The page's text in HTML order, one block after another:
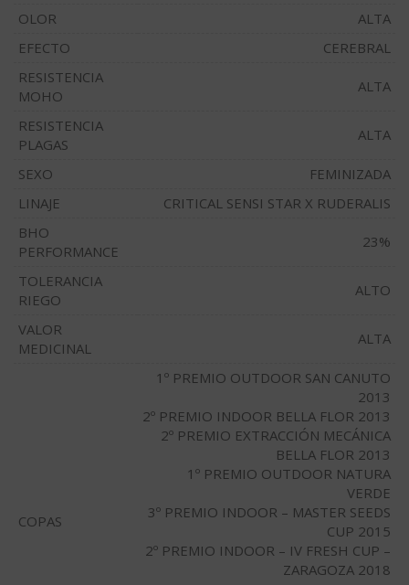
OLOR
ALTA
EFECTO
CEREBRAL
RESISTENCIA
MOHO
ALTA
RESISTENCIA
PLAGAS
ALTA
SEXO
FEMINIZADA
LINAJE
CRITICAL SENSI STAR X RUDERALIS
BHO
PERFORMANCE
23%
TOLERANCIA
RIEGO
ALTO
VALOR
MEDICINAL
ALTA
COPAS
1º PREMIO OUTDOOR SAN CANUTO
2013
2º PREMIO INDOOR BELLA FLOR 2013
2º PREMIO EXTRACCIÓN MECÁNICA
BELLA FLOR 2013
1º PREMIO OUTDOOR NATURA
VERDE
3º PREMIO INDOOR – MASTER SEEDS
CUP 2015
2º PREMIO INDOOR – IV FRESH CUP –
ZARAGOZA 2018